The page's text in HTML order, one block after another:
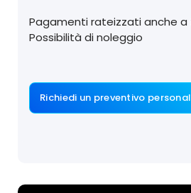
Pagamenti rateizzati anche a
Possibilità di noleggio
Richiedi un preventivo